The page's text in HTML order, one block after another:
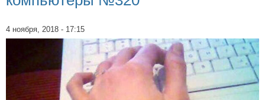
4 ноября, 2018 - 17:15